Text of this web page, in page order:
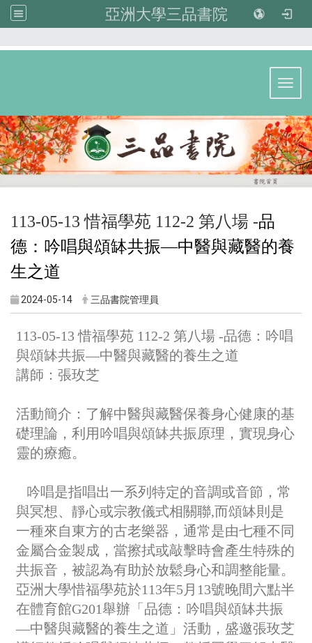
亞洲大學三品書院
113-05-13 惜福學苑 112-2 第八場 -品
德：吟唱與頌缽共振—中醫與藏醫的養
生之道
2024-05-14 三品書院管理員
113-05-13 惜福學苑 112-2 第八場 -品德：吟唱
與頌缽共振—中醫與藏醫的養生之道
講師：張玫芝
活動簡介： 了解中醫與藏醫保養身心健康的基
礎理論，利用吟唱與頌缽共振原理，實現身心
靈的療癒。
吟唱是指唱出一系列特定的音調或音節，常
與冥想、靜心或宗教儀式相關聯,而頌缽則是
一種來自東方的古老樂器，通常是由七種不同
金屬合金製成，當擦拭或敲擊時會產生特殊的
共振音，被認為有助於放鬆身心和調整能量。
亞洲大學惜福學苑於113年5月13號晚間六點半
在體育館G201舉辦「品德：吟唱與頌缽共振
—中醫與藏醫的養生之道」活動，盛邀張玫芝